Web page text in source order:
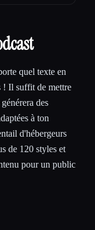
quel texte en
! Il suffit de mettre
des
à ton
d'hébergeurs
de 120 styles et
pour un public